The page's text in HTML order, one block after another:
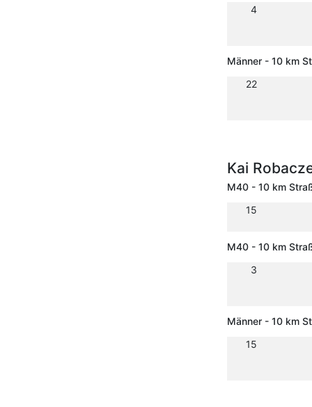
4
Männer - 10 km
22
Kai
M40 - 10 km
15
M40 - 10 km
3
Männer - 10 km
15